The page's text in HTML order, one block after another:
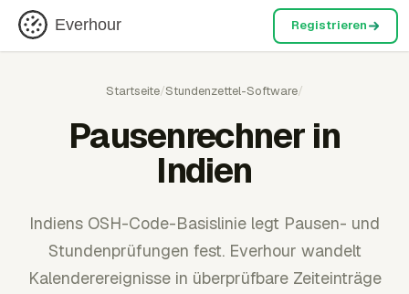
Everhour Registrieren
Startseite/Stundenzettel-Software/
Pausenrechner in
Indien
Indiens OSH-Code-Basislinie legt Pausen- und
Stundenprüfungen fest. Everhour wandelt
Kalenderereignisse in überprüfbare Zeiteinträge